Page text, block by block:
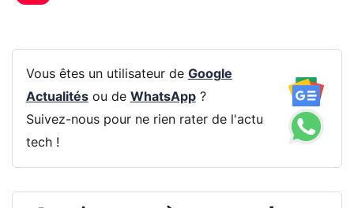
Vous êtes un utilisateur de Google
Actualitésou de WhatsApp?
Suivez-nous pour ne rien rater de l'actu
tech !